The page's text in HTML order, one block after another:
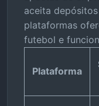
aceita
plataformas
futebol e
Plataforma